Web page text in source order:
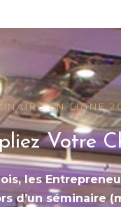
EN LIGNE
Votre
les
d’un séminaire